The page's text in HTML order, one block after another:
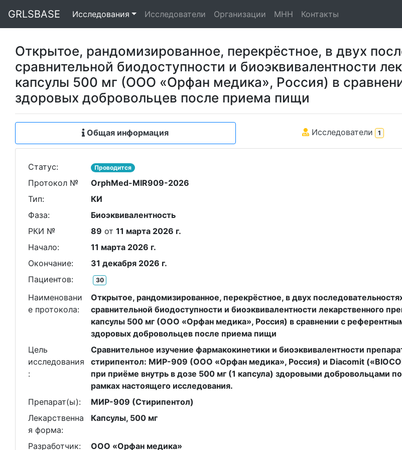
GRLSBASE Исследования Исследователи Организации МНН Контакты
Открытое, рандомизированное, перекрёстное, в двух
сравнительной биодоступности и биоэквивалентности
капсулы 500 мг (ООО «Орфан медика», Россия) в
здоровых добровольцев после приема пищи
Общая информация Исследователи 1
Статус: Проводится
Протокол №
OrphMed-MIR909-2026
Тип:
КИ
Фаза:
Биоэквивалентность
РКИ №
89 от 11 марта 2026 г.
Начало:
11 марта 2026 г.
Окончание:
31 декабря 2026 г.
Пациентов:
30
Наименовани
е протокола:
Открытое, рандомизированное, перекрёстное, в двух
сравнительной биодоступности и биоэквивалентности лекарственного
капсулы 500 мг (ООО «Орфан медика», Россия) в сравнении с
здоровых добровольцев после приема пищи
Цель
исследования
:
Сравнительное изучение фармакокинетики и биоэквивалентности
стирипентол: МИР-909 (ООО «Орфан медика», Россия) и Diacomit
при приёме внутрь в дозе 500 мг (1 капсула) здоровыми добровольцами
рамках настоящего исследования.
Препарат(ы):
МИР-909 (Стирипентол)
Лекарственна
я форма:
Капсулы, 500 мг
Разработчик: ООО «Орфан медика»